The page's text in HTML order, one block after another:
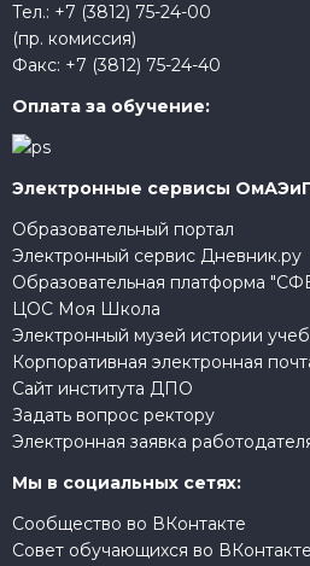
Тел.: +7 (3812) 75-24-00
(пр. комиссия)
Факс: +7 (3812) 75-24-40
Оплата за обучение:
Электронные сервисы
Образовательный портал
Электронный сервис Дневник.ру
Образовательная платформа
ЦОС Моя Школа
Электронный музей истории
Корпоративная электронная
Сайт института ДПО
Задать вопрос ректору
Электронная заявка
Мы в социальных сетях:
Сообщество во ВКонтакте
Совет обучающихся во ВКонтакте